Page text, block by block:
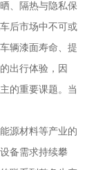
、隔热与隐私保
后市场中不可或
辆漆面寿命、提
出行体验，因
的重要课题。当
源材料等产业的
备需求持续攀